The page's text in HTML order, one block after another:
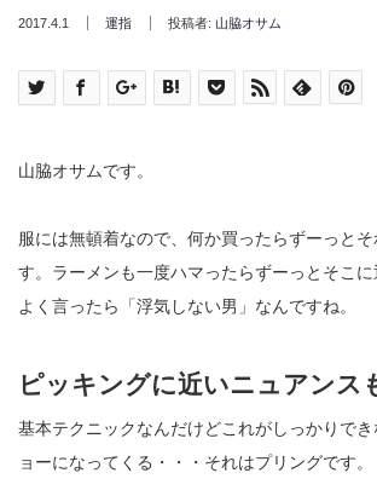
2017.4.1 運指 投稿者: 山脇オサム
山脇オサムです。
服には無頓着なので、何か買ったらずーっと
す。ラーメンも一度ハマったらずーっとそこ
よく言ったら「浮気しない男」なんですね。
ピッキングに近いニュアンス
基本テクニックなんだけどこれがしっかりでき
ョーになってくる・・・それはプリングです。